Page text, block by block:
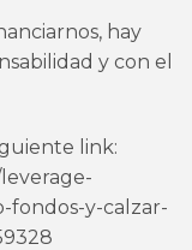
hay
y con el
link:
fondos-y-calzar-